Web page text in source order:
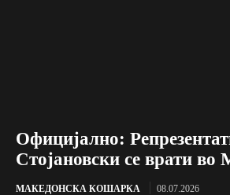
Официјално:
Стојановски се врати
МАКЕДОНСКА КОШАРКА
08.07.2026